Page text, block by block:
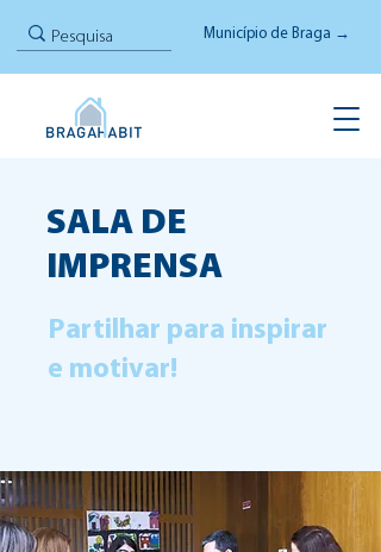
Município de Braga →
SALA DE
IMPRENSA
Partilhar para inspirar
e motivar!